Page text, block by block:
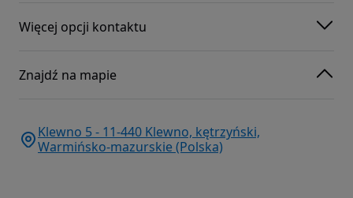
Więcej opcji kontaktu
Znajdź na mapie
Klewno 5 - 11-440 Klewno, kętrzyński,
Warmińsko-mazurskie (Polska)